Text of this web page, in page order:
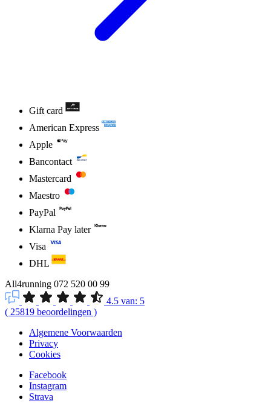
Gift card
American Express
Apple
Bancontact
Mastercard
Maestro
PayPal
Klarna Pay later
Visa
DHL
All4running 072 520 00 99
4.5 van: 5
( 25819 beoordelingen )
Algemene Voorwaarden
Privacy
Cookies
Facebook
Instagram
Strava